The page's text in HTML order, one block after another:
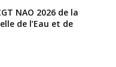
NAO 2026 de la
de l’Eau et de